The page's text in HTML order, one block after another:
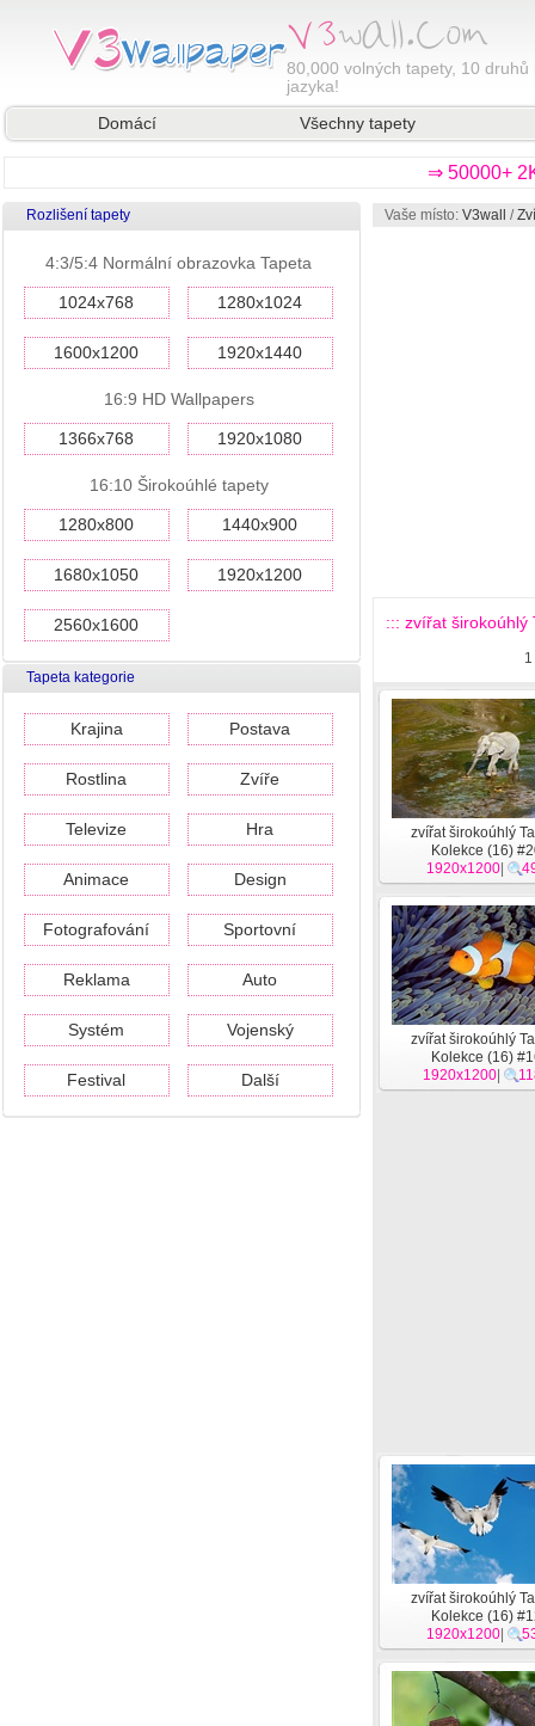
80,000 volných tapety, 10 druhů
jazyka!
Domácí
Všechny tapety
⇒ 50000+
Rozlišení tapety
4:3/5:4 Normální obrazovka Tapeta
1024x768 1280x1024
1600x1200 1920x1440
16:9 HD Wallpapers
1366x768 1920x1080
16:10 Širokoúhlé tapety
1280x800 1440x900
1680x1050 1920x1200
2560x1600
Tapeta kategorie
Krajina Postava
Rostlina Zvíře
Televize Hra
Animace Design
Fotografování Sportovní
Reklama Auto
Systém Vojenský
Festival Další
Vaše místo: V3wall /
::: zvířat širokoúhlý
1
zvířat širokoúhlý
Kolekce (16)
1920x1200
zvířat širokoúhlý
Kolekce (16)
1920x1200
zvířat širokoúhlý
Kolekce (16)
1920x1200